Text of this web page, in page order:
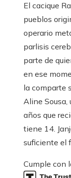
El cacique
pueblos
operario
parlisis
parte de
en ese
la comparte
Aline Sousa,
años que
tiene 14.
suficiente el
Cumple con